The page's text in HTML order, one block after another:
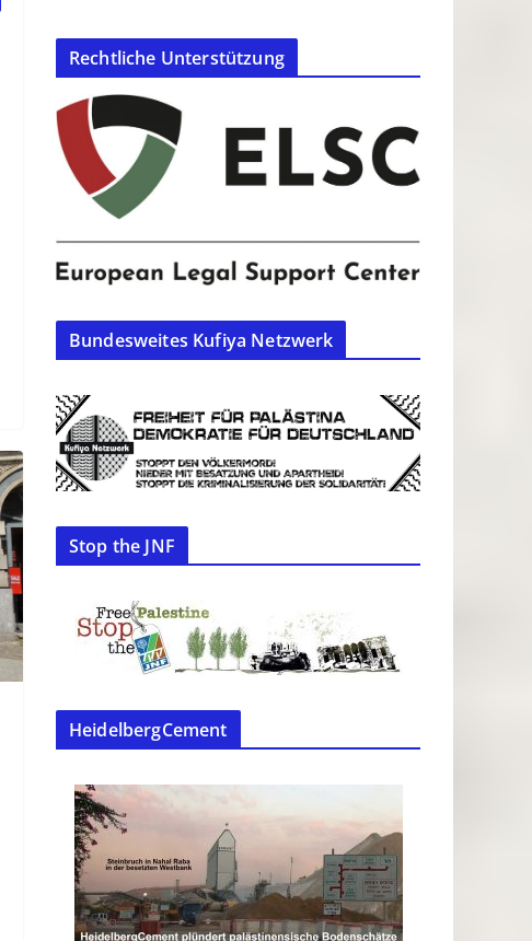
Rechtliche Unterstützung
Bundesweites Kufiya Netzwerk
Stop the JNF
HeidelbergCement